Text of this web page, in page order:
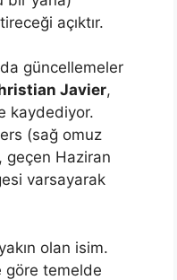
açıktır.
güncellemeler
Javier,
kaydediyor.
(sağ omuz
geçen Haziran
varsayarak
olan isim.
göre temelde